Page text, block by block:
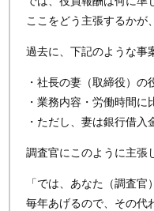
ここをどう主張するかが
過去に、下記のような事
・社長の妻（取締役）
・業務内容・労働時間
・ただし、妻は銀行借
調査官にこのように主張
「では、あなた（調査
毎年あげるので、その代